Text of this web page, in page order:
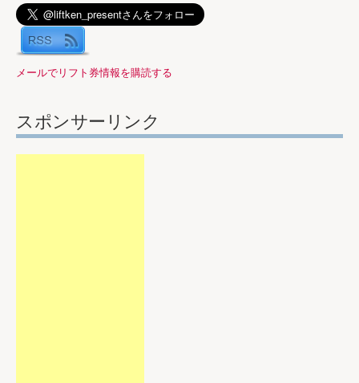
メールでリフト券情報を購読する
スポンサーリンク